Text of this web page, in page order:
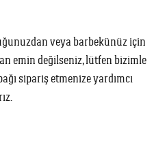
veya barbekünüz için
emin değilseniz, lütfen bizimle
sipariş etmenize yardımcı